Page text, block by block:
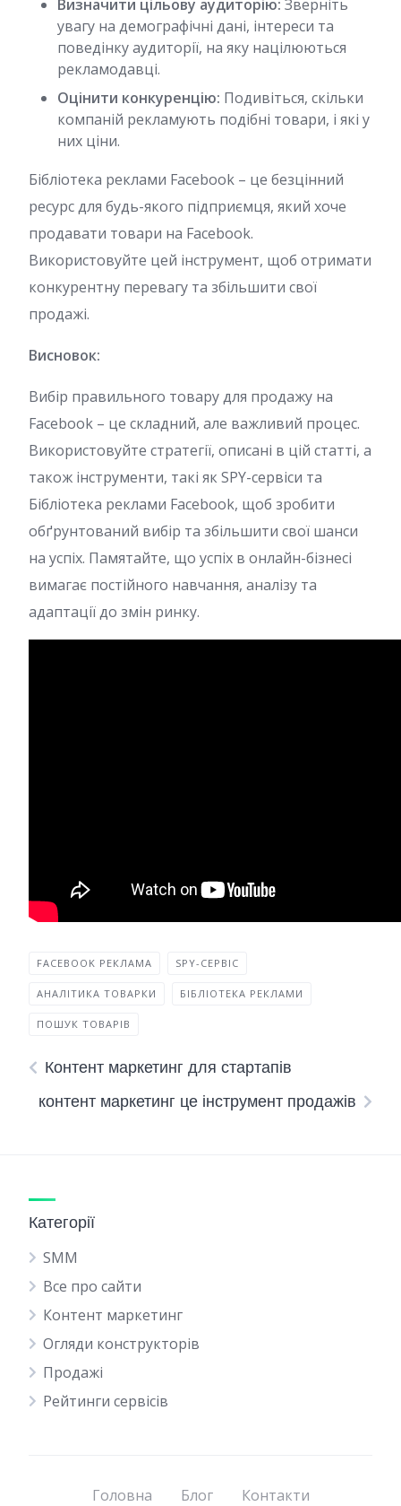
Визначити цільову аудиторію: Зверніть
увагу на демографічні дані, інтереси та
поведінку аудиторії, на яку націлюються
рекламодавці.
Оцінити конкуренцію: Подивіться, скільки
компаній рекламують подібні товари, і які у
них ціни.
Бібліотека реклами Facebook – це безцінний
ресурс для будь-якого підприємця, який хоче
продавати товари на Facebook.
Використовуйте цей інструмент, щоб отримати
конкурентну перевагу та збільшити свої
продажі.
Висновок:
Вибір правильного товару для продажу на
Facebook – це складний, але важливий процес.
Використовуйте стратегії, описані в цій статті, а
також інструменти, такі як SPY-сервіси та
Бібліотека реклами Facebook, щоб зробити
обґрунтований вибір та збільшити свої шанси
на успіх. Памятайте, що успіх в онлайн-бізнесі
вимагає постійного навчання, аналізу та
адаптації до змін ринку.
FACEBOOK РЕКЛАМА SPY-СЕРВІС
АНАЛІТИКА ТОВАРКИ БІБЛІОТЕКА РЕКЛАМИ
ПОШУК ТОВАРІВ
Контент маркетинг для стартапів
контент маркетинг це інструмент продажів
Категорії
SMM
Все про сайти
Контент маркетинг
Огляди конструкторів
Продажі
Рейтинги сервісів
Головна Блог Контакти